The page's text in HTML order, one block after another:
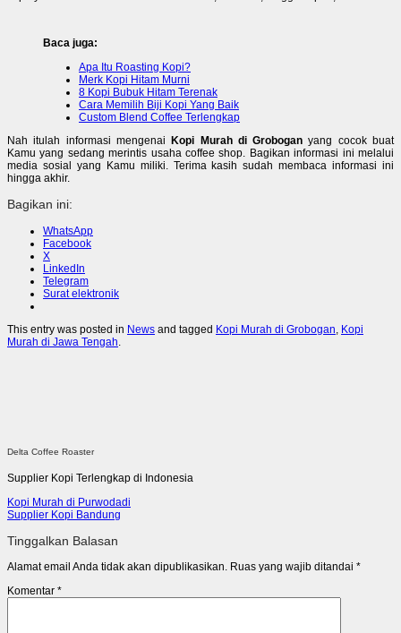
Baca juga:
Apa Itu Roasting Kopi?
Merk Kopi Hitam Murni
8 Kopi Bubuk Hitam Terenak
Cara Memilih Biji Kopi Yang Baik
Custom Blend Coffee Terlengkap
Nah itulah informasi mengenai
Kopi Murah di Groboganyang cocok buat
Kamu yang sedang merintis usaha coffee shop. Bagikan informasi ini melalui
media sosial yang Kamu miliki. Terima kasih sudah membaca informasi ini
hingga akhir.
Bagikan ini:
WhatsApp
Facebook
X
LinkedIn
Telegram
Surat elektronik
This entry was posted in News and tagged Kopi Murah di Grobogan, Kopi
Murah di Jawa Tengah.
Delta Coffee Roaster
Supplier Kopi Terlengkap di Indonesia
Kopi Murah di Purwodadi
Supplier Kopi Bandung
Tinggalkan Balasan
Alamat email Anda tidak akan dipublikasikan. Ruas yang wajib ditandai *
Komentar *